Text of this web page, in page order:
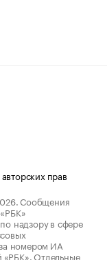
прав
Сообщения
надзору в сфере
номером ИА
Отдельные